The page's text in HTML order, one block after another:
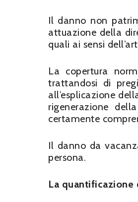
Il danno non
attuazione della
quali ai sensi
La copertura
trattandosi di
all’esplicazione
rigenerazione
certamente
Il danno da
persona.
La quantificazione